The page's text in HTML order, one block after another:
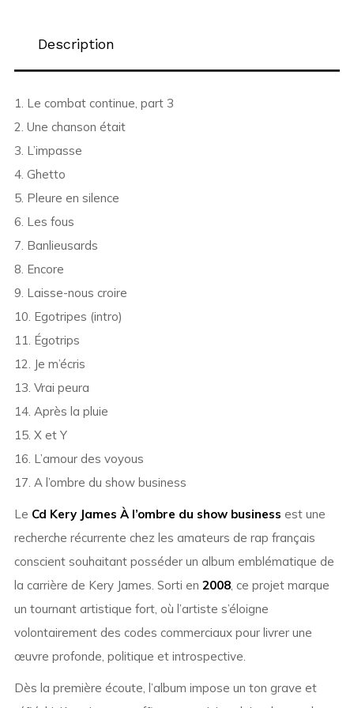
Description
1. Le combat continue, part 3
2. Une chanson était
3. L’impasse
4. Ghetto
5. Pleure en silence
6. Les fous
7. Banlieusards
8. Encore
9. Laisse-nous croire
10. Egotripes (intro)
11. Égotrips
12. Je m’écris
13. Vrai peura
14. Après la pluie
15. X et Y
16. L’amour des voyous
17. A l’ombre du show business
Le Cd Kery James À l’ombre du show business est une
recherche récurrente chez les amateurs de rap français
conscient souhaitant posséder un album emblématique de
la carrière de Kery James. Sorti en 2008, ce projet marque
un tournant artistique fort, où l’artiste s’éloigne
volontairement des codes commerciaux pour livrer une
œuvre profonde, politique et introspective.
Dès la première écoute, l’album impose un ton grave et